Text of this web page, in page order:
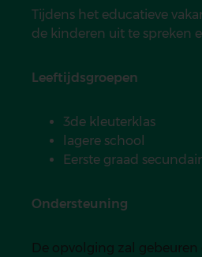
Tijdens het educatieve
de kinderen uit te spreken
Leeftijdsgroepen
3de kleuterklas
lagere school
Eerste graad
Ondersteuning
De opvolging zal